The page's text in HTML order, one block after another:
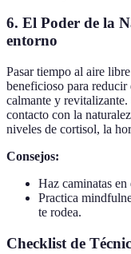
6. El Poder de la
entorno
Pasar tiempo al aire
beneficioso para reducir
calmante y revitalizante.
contacto con la
niveles de cortisol, la
Consejos:
Haz caminatas
Practica
te rodea.
Checklist de